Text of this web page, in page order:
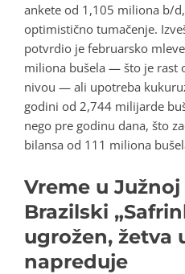
ankete od 1,105 miliona b/
optimistično tumačenje.
potvrdio je februarsko
miliona bušela — što je rast
nivou — ali upotreba
godini od 2,744 milijarde
nego pre godinu dana, što
bilansa od 111 miliona
Vreme u
Brazilski
ugrožen, žetva
napreduje